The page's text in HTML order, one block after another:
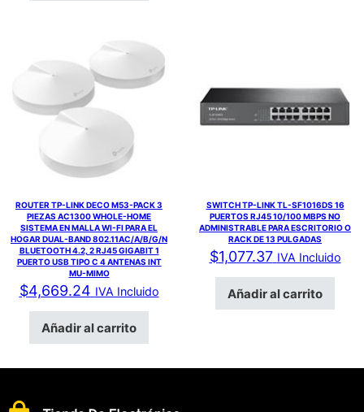
ROUTER TP-LINK DECO M53-PACK 3
PIEZAS AC1300 WHOLE-HOME
SISTEMA EN MALLA WI-FI PARA EL
HOGAR DUAL-BAND 802.11AC/A/B/G/N
BLUETOOTH 4.2, 2 RJ45 GIGABIT 1
PUERTO USB TIPO C 4 ANTENAS INT
MU-MIMO
$4,669.24 IVA Incluido
Añadir al carrito
SWITCH TP-LINK TL-SF1016DS 16
PUERTOS RJ45 10/100 MBPS NO
ADMINISTRABLE PARA ESCRITORIO O
RACK DE 13 PULGADAS
$1,077.37 IVA Incluido
Añadir al carrito